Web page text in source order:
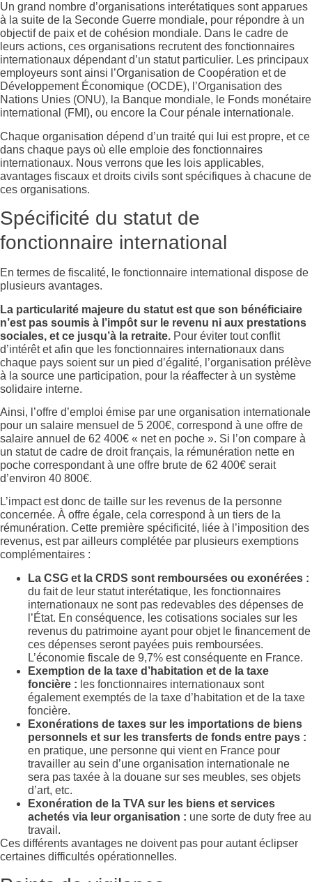
Un grand nombre d’organisations interétatiques sont apparues
à la suite de la Seconde Guerre mondiale, pour répondre à un
objectif de paix et de cohésion mondiale. Dans le cadre de
leurs actions, ces organisations recrutent des fonctionnaires
internationaux dépendant d’un statut particulier. Les principaux
employeurs sont ainsi l’Organisation de Coopération et de
Développement Économique (OCDE), l’Organisation des
Nations Unies (ONU), la Banque mondiale, le Fonds monétaire
international (FMI), ou encore la Cour pénale internationale.
Chaque organisation dépend d’un traité qui lui est propre, et ce
dans chaque pays où elle emploie des fonctionnaires
internationaux. Nous verrons que les lois applicables,
avantages fiscaux et droits civils sont spécifiques à chacune de
ces organisations.
Spécificité du statut de
fonctionnaire international
En termes de fiscalité, le fonctionnaire international dispose de
plusieurs avantages.
La particularité majeure du statut est que son bénéficiaire
n’est pas soumis à l’impôt sur le revenu ni aux prestations
sociales, et ce jusqu’à la retraite. Pour éviter tout conflit
d’intérêt et afin que les fonctionnaires internationaux dans
chaque pays soient sur un pied d’égalité, l’organisation prélève
à la source une participation, pour la réaffecter à un système
solidaire interne.
Ainsi, l’offre d’emploi émise par une organisation internationale
pour un salaire mensuel de 5 200€, correspond à une offre de
salaire annuel de 62 400€ « net en poche ». Si l’on compare à
un statut de cadre de droit français, la rémunération nette en
poche correspondant à une offre brute de 62 400€ serait
d’environ 40 800€.
L’impact est donc de taille sur les revenus de la personne
concernée. À offre égale, cela correspond à un tiers de la
rémunération. Cette première spécificité, liée à l’imposition des
revenus, est par ailleurs complétée par plusieurs exemptions
complémentaires :
La CSG et la CRDS sont remboursées ou exonérées :
du fait de leur statut interétatique, les fonctionnaires
internationaux ne sont pas redevables des dépenses de
l’État. En conséquence, les cotisations sociales sur les
revenus du patrimoine ayant pour objet le financement de
ces dépenses seront payées puis remboursées.
L’économie fiscale de 9,7% est conséquente en France.
Exemption de la taxe d’habitation et de la taxe
foncière : les fonctionnaires internationaux sont
également exemptés de la taxe d’habitation et de la taxe
foncière.
Exonérations de taxes sur les importations de biens
personnels et sur les transferts de fonds entre pays :
en pratique, une personne qui vient en France pour
travailler au sein d’une organisation internationale ne
sera pas taxée à la douane sur ses meubles, ses objets
d’art, etc.
Exonération de la TVA sur les biens et services
achetés via leur organisation : une sorte de duty free au
travail.
Ces différents avantages ne doivent pas pour autant éclipser
certaines difficultés opérationnelles.